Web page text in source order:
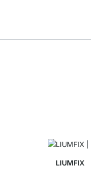
LIUMFIX